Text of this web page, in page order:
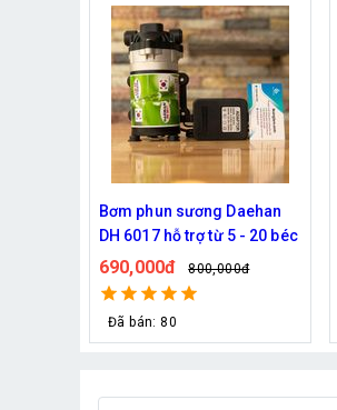
Bơm phun sương Haita HP
2700 chính hãng
590,000đ 690,000đ
Đã bán: 53